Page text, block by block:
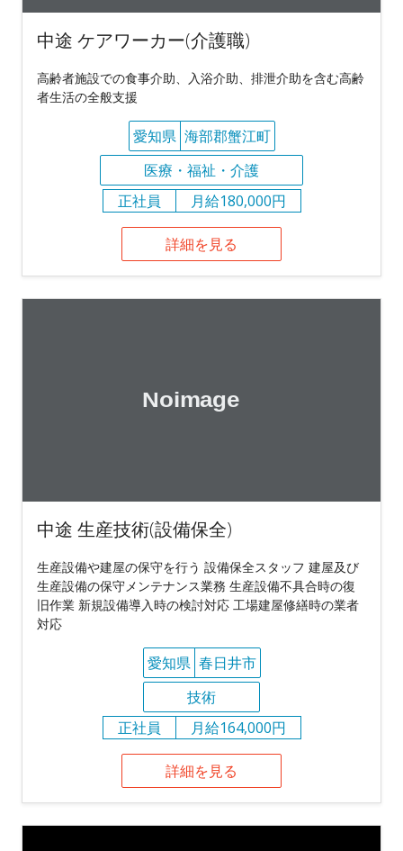
中途 ケアワーカー(介護職)
高齢者施設での食事介助、入浴介助、排泄介助を含む高齢
者生活の全般支援
愛知県 海部郡蟹江町
医療・福祉・介護
正社員
月給180,000円
詳細を見る
中途 生産技術(設備保全)
生産設備や建屋の保守を行う 設備保全スタッフ 建屋及び
生産設備の保守メンテナンス業務 生産設備不具合時の復
旧作業 新規設備導入時の検討対応 工場建屋修繕時の業者
対応
愛知県 春日井市
技術
正社員
月給164,000円
詳細を見る